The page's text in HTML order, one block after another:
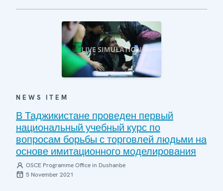
NEWS ITEM
В Таджикистане проведен первый
национальный учебный курс по
вопросам борьбы с торговлей людьми на
основе имитационного моделирования
OSCE Programme Office in Dushanbe
5 November 2021